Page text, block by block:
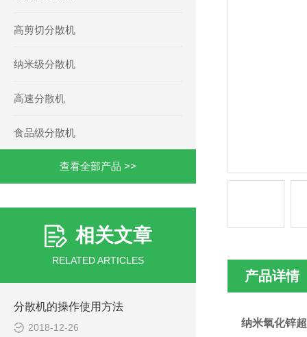
高剪切分散机
纳米级分散机
高速分散机
食品级分散机
查看全部产品 >>
相关文章
RELATED ARTICLES
分散机的操作使用方法
2018-12-26
产品详情
纳米氧化锌